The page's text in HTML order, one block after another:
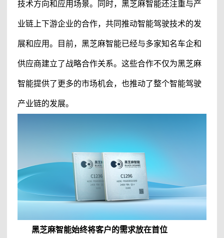
技术方向和应用场景。同时， 黑芝麻智能还注重与产
业链上下游企业的合作，共同推动智能驾驶技术的发
展和应用。 目前， 黑芝麻智能已经与多家知名车企和
供应商建立了战略合作关系。这些合作不仅为黑芝麻
智能提供了更多的市场机会，也推动了整个智能驾驶
产业链的发展。
黑芝麻智能始终将客户的需求放在首位